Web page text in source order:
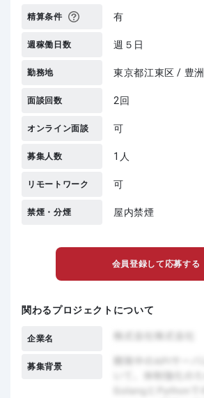
精算条件 有
週稼働日数 週５日
勤務地 東京都江東区 / 豊洲
面談回数 2回
オンライン面談 可
募集人数 1人
リモートワーク 可
禁煙・分煙 屋内禁煙
会員登録して応募する
関わるプロジェクトについて
企業名
募集背景